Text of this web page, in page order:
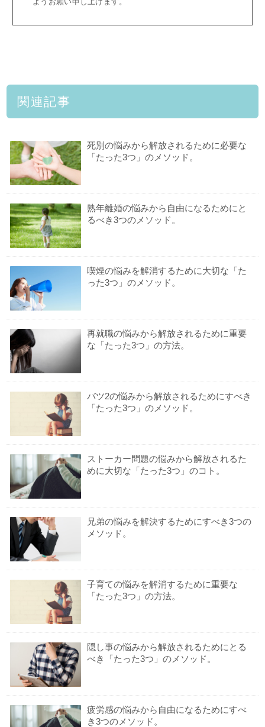
関連記事
死別の悩みから解放されるために必要な
「たった3つ」のメソッド。
熟年離婚の悩みから自由になるためにと
るべき3つのメソッド。
喫煙の悩みを解消するために大切な「た
った3つ」のメソッド。
再就職の悩みから解放されるために重要
な「たった3つ」の方法。
バツ2の悩みから解放されるためにすべき
「たった3つ」のメソッド。
ストーカー問題の悩みから解放されるた
めに大切な「たった3つ」のコト。
兄弟の悩みを解決するためにすべき3つの
メソッド。
子育ての悩みを解消するために重要な
「たった3つ」の方法。
隠し事の悩みから解放されるためにとる
べき「たった3つ」のメソッド。
疲労感の悩みから自由になるためにすべ
き3つのメソッド。